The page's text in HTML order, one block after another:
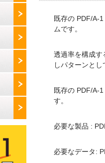
既存の PDF/A-
ムです。
透過率を構成す
しパターンと
既存の PDF/A-
す。
必要な製品 :
必要なデータ: